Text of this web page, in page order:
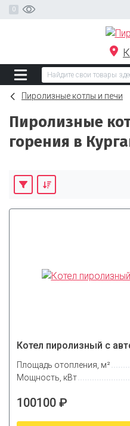
Пиролизные котлы и печи
Пиролизные
горения в
Котел пиролизный с
Площадь отопления, м²
Мощность, кВт
100100 ₽